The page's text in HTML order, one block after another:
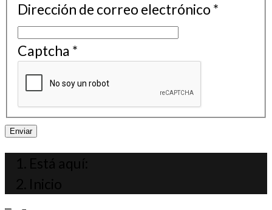
Dirección de correo electrónico *
Captcha *
Enviar